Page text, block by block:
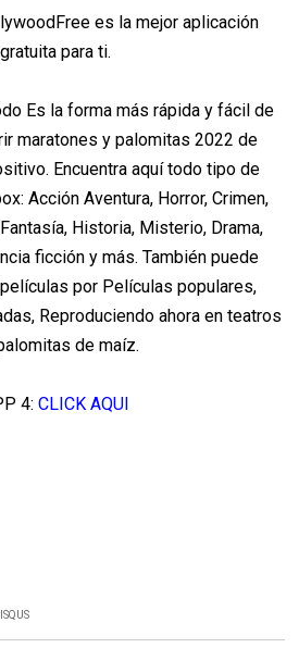
es la mejor aplicación
gratuita para ti.
Es la forma más rápida y fácil de
maratones y palomitas 2022 de
Encuentra aquí todo tipo de
Acción Aventura, Horror, Crimen,
Historia, Misterio, Drama,
ficción y más. También puede
por Películas populares,
Reproduciendo ahora en teatros
de maíz.
4: CLICK AQUI